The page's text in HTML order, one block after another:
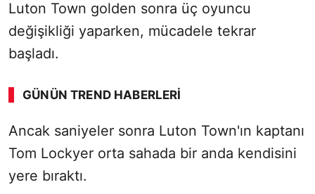
Luton Town golden sonra üç oyuncu
değişikliği yaparken, mücadele tekrar
başladı.
GÜNÜN TREND HABERLERI
Ancak saniyeler sonra Luton Town'ın kaptanı
Tom Lockyer orta sahada bir anda kendisini
yere bıraktı.